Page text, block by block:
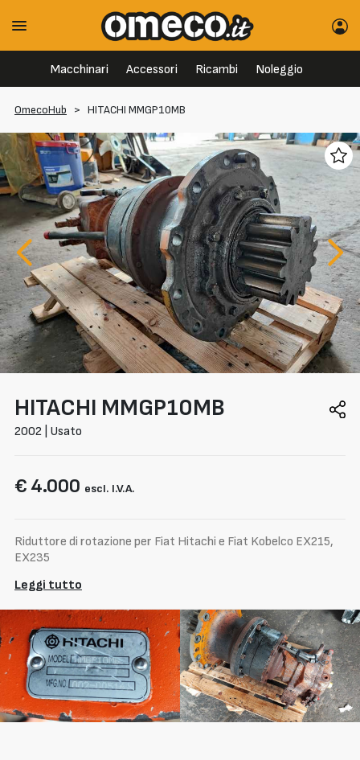
Macchinari Accessori Ricambi Noleggio
OmecoHub > HITACHI MMGP10MB
HITACHI MMGP10MB
2002 | Usato
€ 4.000 escl. I.V.A.
Riduttore di rotazione per Fiat Hitachi e Fiat Kobelco EX215,
EX235
Leggi tutto